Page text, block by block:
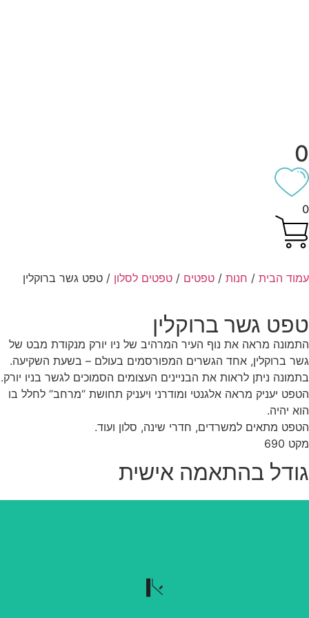
הבית/חנות/טפטים/טפטים לסלון/ טפט גשר ברוקלין
גשר ברוקלין
מראה את נוף העיר המרהיב של ניו יורק מנקודת מבט של
ברוקלין, אחד הגשרים המפורסמים בעולם – בשעת השקיעה.
ניתן לראות את הבניינים העצומים הסמוכים לגשר בניו יורק.
יעניק מראה אלגנטי ומודרני ויעניק תחושת “מרחב” לחלל בו
יהיה.
מתאים למשרדים, חדרי שינה, סלון ועוד.
690
בהתאמה אישית
נשלף בקלות